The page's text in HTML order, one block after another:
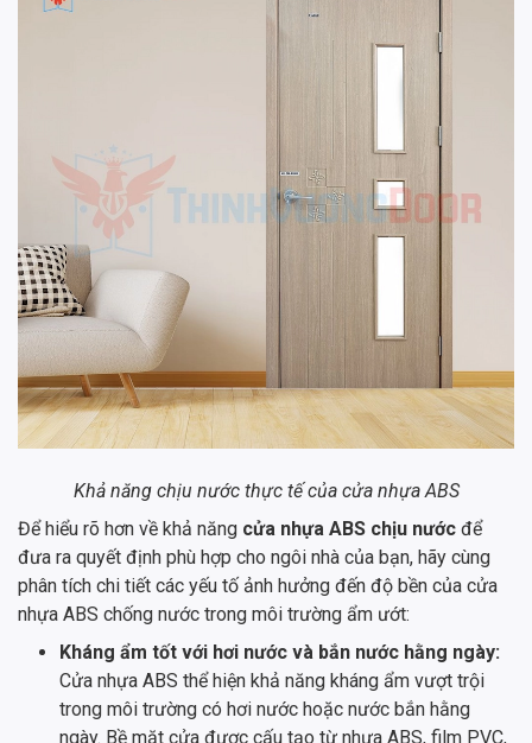
Khả năng chịu nước thực tế của cửa nhựa ABS
Để hiểu rõ hơn về khả năng cửa nhựa ABS chịu nước để
đưa ra quyết định phù hợp cho ngôi nhà của bạn, hãy cùng
phân tích chi tiết các yếu tố ảnh hưởng đến độ bền của cửa
nhựa ABS chống nước trong môi trường ẩm ướt:
Kháng ẩm tốt với hơi nước và bắn nước hằng ngày:
Cửa nhựa ABS thể hiện khả năng kháng ẩm vượt trội
trong môi trường có hơi nước hoặc nước bắn hằng
ngày. Bề mặt cửa được cấu tạo từ nhựa ABS, film PVC,